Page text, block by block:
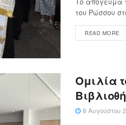
του Ρώσσου
READ MORE
Ομιλία
8 Αυγούστου